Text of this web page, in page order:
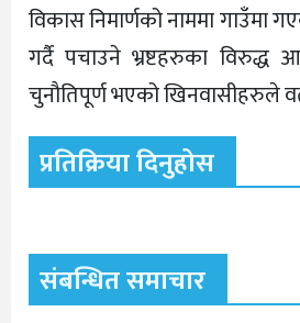
विकास निमार्णको नाममा गाउँमा
गर्दै पचाउने भ्रष्टहरुका
चुनौतिपूर्ण भएको खिनवासीहरुले
प्रतिक्रिया दिनुहोस
संबन्धित समाचार